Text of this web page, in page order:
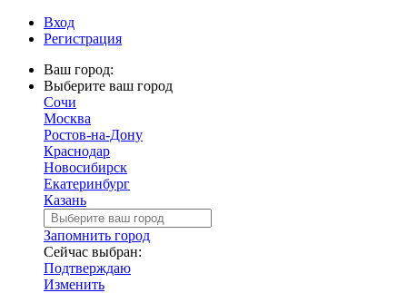
Вход
Регистрация
Ваш город:
Выберите ваш город
Сочи
Москва
Ростов-на-Дону
Краснодар
Новосибирск
Екатеринбург
Казань
Запомнить город
Сейчас выбран:
Подтверждаю
Изменить